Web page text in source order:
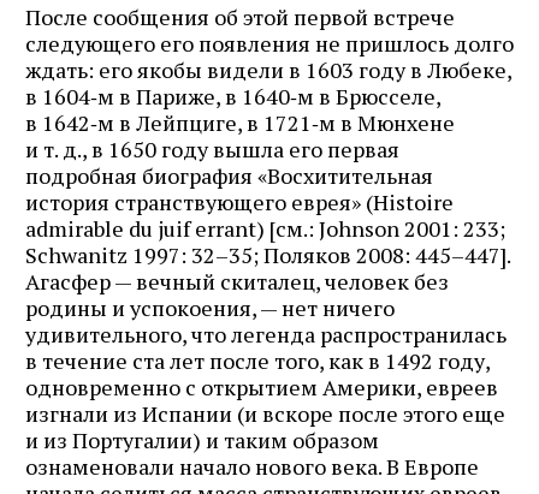
После сообщения об этой первой встрече
следующего его появления не пришлось долго
ждать: его якобы видели в 1603 году в Любеке,
в 1604‑м в Париже, в 1640‑м в Брюсселе,
в 1642‑м в Лейпциге, в 1721‑м в Мюнхене
и т. д., в 1650 году вышла его первая
подробная биография «Восхитительная
история странствующего еврея» (Histoire
admirable du juif errant) [см.: Johnson 2001: 233;
Schwanitz 1997: 32–35; Поляков 2008: 445–447].
Агасфер — вечный скиталец, человек без
родины и успокоения, — нет ничего
удивительного, что легенда распространилась
в течение ста лет после того, как в 1492 году,
одновременно с открытием Америки, евреев
изгнали из Испании (и вскоре после этого еще
и из Португалии) и таким образом
ознаменовали начало нового века. В Европе